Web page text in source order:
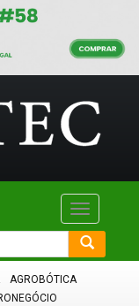
Toggle
AGROBÓTICA